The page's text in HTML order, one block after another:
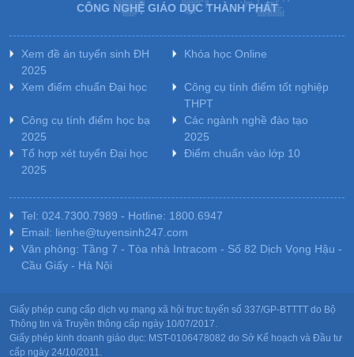
CÔNG NGHỆ GIÁO DỤC THÀNH PHÁT
Xem đề án tuyển sinh ĐH
2025
Khóa học Online
Xem điểm chuẩn Đại học
Công cụ tính điểm tốt nghiệp
THPT
Công cụ tính điểm học bạ
2025
Các ngành nghề đào tạo
2025
Tổ hợp xét tuyển Đại học
2025
Điểm chuẩn vào lớp 10
Tel: 024.7300.7989 - Hotline: 1800.6947
Email: lienhe@tuyensinh247.com
Văn phòng: Tầng 7 - Tòa nhà Intracom - Số 82 Dịch Vọng Hậu -
Cầu Giấy - Hà Nội
Giấy phép cung cấp dịch vụ mạng xã hội trực tuyến số 337/GP-BTTTT do Bộ
Thông tin và Truyền thông cấp ngày 10/07/2017.
Giấy phép kinh doanh giáo dục: MST-0106478082 do Sở Kế hoạch và Đầu tư
cấp ngày 24/10/2011.